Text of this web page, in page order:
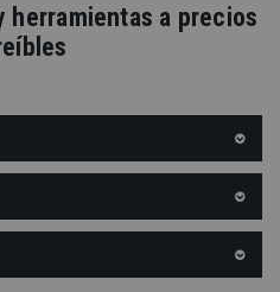
herramientas a precios